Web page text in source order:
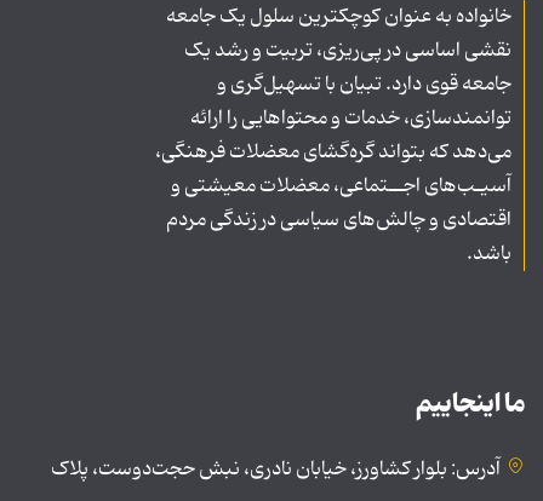
خانواده به عنوان کوچکترین سلول یک جامعه
نقشی اساسی در پی‌ریزی، تربیت و رشد یک
جامعه قوی دارد. تبیان با تسهیل‌گری و
توانمندسازی، خدمات و محتواهایی را ارائه
می‌دهد که بتواند گره‌گشای معضلات فرهنگی،
آسیـب‌های اجــتماعی، معضلات معیشتی و
اقتصادی و چالش‌های سیاسی در زندگی مردم
باشد.
ما اینجاییم
آدرس: بلوار کشاورز، خیابان نادری، نبش حجت‌دوست، پلاک